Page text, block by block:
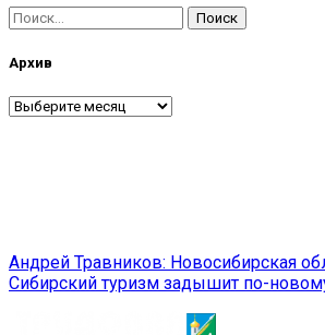
Найти:
Архив
Архив
Навигация
по
Андрей Травников: Новосибирская
Сибирский туризм задышит по-